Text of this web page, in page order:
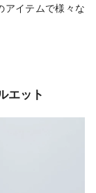
アイテムで様々な
エット